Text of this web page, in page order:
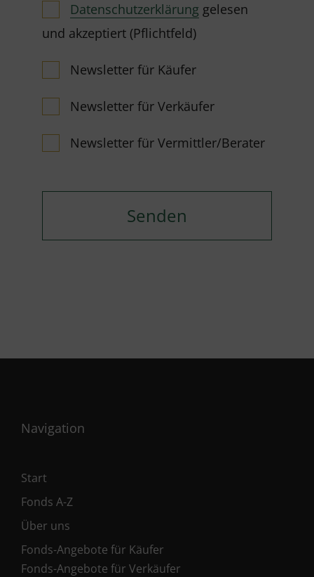
Datenschutzerklärung gelesen
und akzeptiert (Pflichtfeld)
Newsletter für Käufer
Newsletter für Verkäufer
Newsletter für Vermittler/Berater
Navigation
Start
Fonds A-Z
Über uns
Fonds-Angebote für Käufer
Fonds-Angebote für Verkäufer